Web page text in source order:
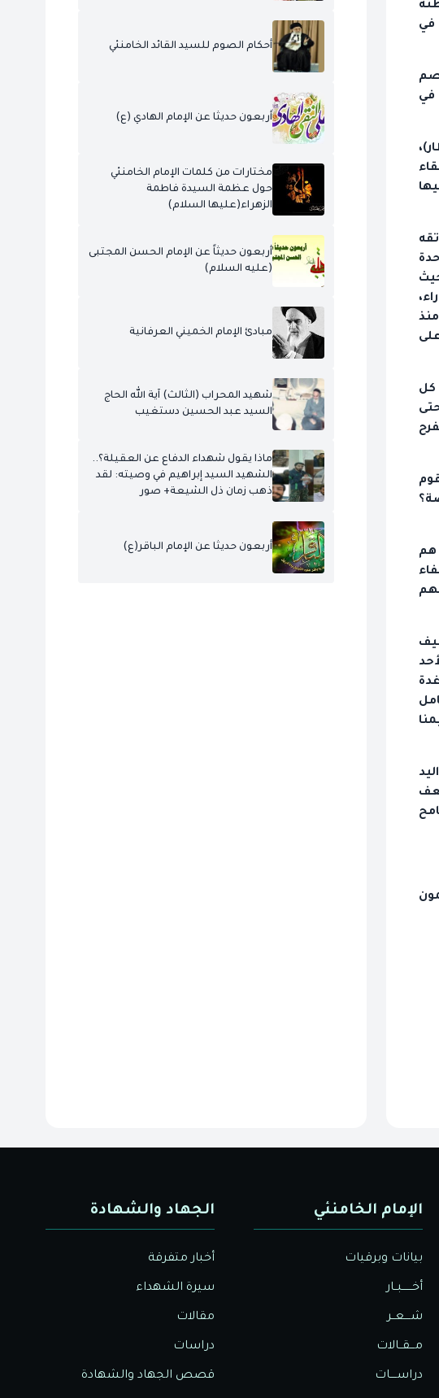
في
في
كل
هم
أحكام الصوم للسيد القائد الخامنئي
أربعون حديثا عن الإمام الهادي (ع)
مختارات من كلمات الإمام الخامنئي
حول عظمة السيدة فاطمة
الزهراء(عليها السلام)
أربعون حديثاً عن الإمام الحسن المجتبى
(عليه السلام)
مبادئ الإمام الخميني العرفانية
شهيد المحراب (الثالث) آية الله الحاج
السيد عبد الحسين دستغيب
ماذا يقول شهداء الدفاع عن العقيلة؟..
الشهيد السيد إبراهيم في وصيته: لقد
ذهب زمان ذل الشيعة+ صور
أربعون حديثا عن الإمام الباقر(ع)
الإمام الخامنئي
بيانات وبرقيات
أخــــــبــار
شــــعــر
مـــقــالات
دراســــات
الجهاد والشهادة
أخبار متفرقة
سيرة الشهداء
مقالات
دراسات
قصص الجهاد والشهادة